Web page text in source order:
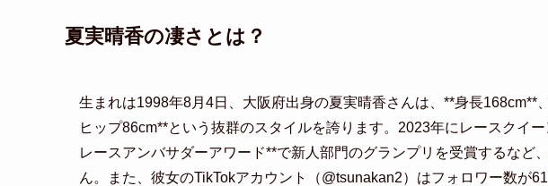
夏実晴香の凄さとは？
生まれは1998年8月4日、大阪府出身の夏実晴香さんは、**身長168cm**
ヒップ86cm**という抜群のスタイルを誇ります。2023年にレースクイ
レースアンバサダーアワード**で新人部門のグランプリを受賞するなど
ん。また、彼女のTikTokアカウント（@tsunakan2）はフォロワー数が